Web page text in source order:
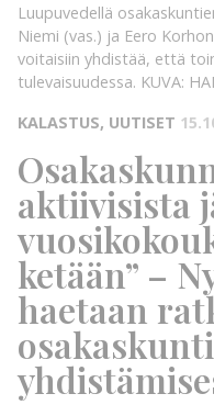
Luupuvedellä
Niemi (vas.) ja Eero
voitaisiin yhdistää, että
tulevaisuudessa. KUVA:
KALASTUS, UUTISET
aktiivisista
ketään” –
haetaan